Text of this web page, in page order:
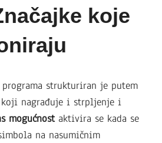
koje
strukturiran je putem
nagrađuje i strpljenje i
mogućnostaktivira se kada se
na nasumičnim